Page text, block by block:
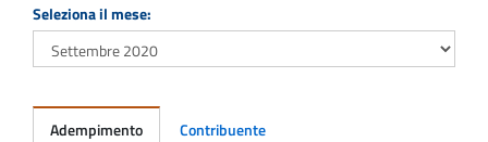
Seleziona il mese:
Adempimento Contribuente